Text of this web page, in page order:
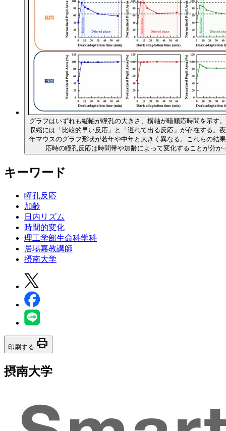
グラフはいずれも縦軸が瞳孔の大きさ、横軸が暗順応時間を示す
収縮には「比較的早い反応」と「遅れて出る反応」が存在する。
年マウスのグラフ形状が若年や中年と大きく異なる。これらの結
応時の瞳孔反応は時間帯や加齢によって変化することが分か
キーワード
瞳孔反応
加齢
日内リズム
時間的変化
理工学部生命科学科
居場嘉教講師
摂南大学
印刷する print
摂南大学